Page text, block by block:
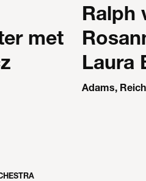
met
Ralph
Laura
Adams,